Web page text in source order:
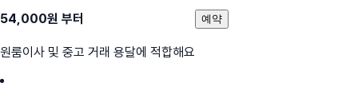
54,000원 부터
원룸이사 및 중고 거래 용달에 적합해요
예약